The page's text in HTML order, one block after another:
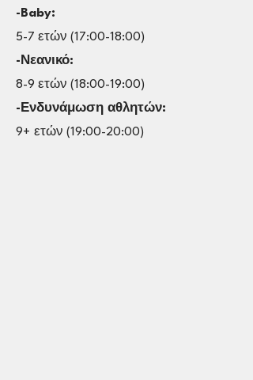
-Baby:
5-7 ετών (17:00-18:00)
-Νεανικό:
8-9 ετών (18:00-19:00)
-Ενδυνάμωση αθλητών:
9+ ετών (19:00-20:00)